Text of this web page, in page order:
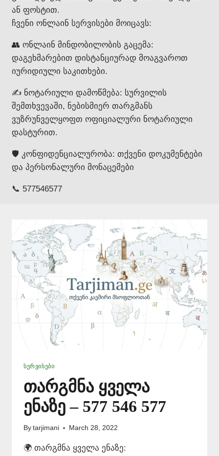
ან ფოსტით.
ჩვენი ონლაინ სერვისები მოიცავს:
👥 ონლაინ მინდობილობის გაცემა:
დაგეხმარებით დისტანციურად მოაგვაროთ
იურიდიული საკითხები.
✍️ ნოტარიული დამოწმება: სურვილის
შემთხვევაში, ნებისმიერ თარგმანს
ვუზრუნველყოფთ ოფიციალური ნოტარიული
დასტურით.
🛡️ კონფიდენციალურობა: თქვენი დოკუმენტები
და პერსონალური მონაცემები
📞 577546577
ᲡᲔᲠᲕᲘᲡᲔᲑᲘ
თარგმნა ყველა
ენაზე – 577 546 577
By tarjimani March 28, 2022
🌍 თარგმნა ყველა ენაზე: